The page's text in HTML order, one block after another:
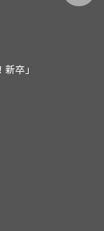
卒」